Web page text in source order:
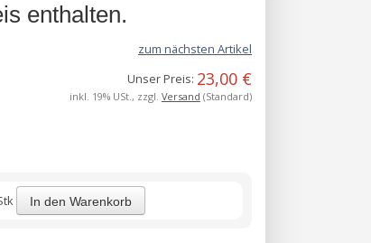
enthalten.
zum nächsten Artikel
Unser Preis: 23,00 €
inkl. 19% USt., zzgl. Versand (Standard)
In den Warenkorb